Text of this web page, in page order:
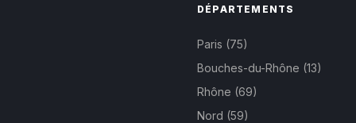
DÉPARTEMENTS
Paris (75)
Bouches-du-Rhône (13)
Rhône (69)
Nord (59)